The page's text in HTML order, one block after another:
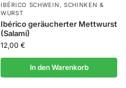
IBÉRICO SCHWEIN , SCHINKEN &
WURST
Ibérico geräucherter Mettwurst
(Salami)
12,00 €
In den Warenkorb